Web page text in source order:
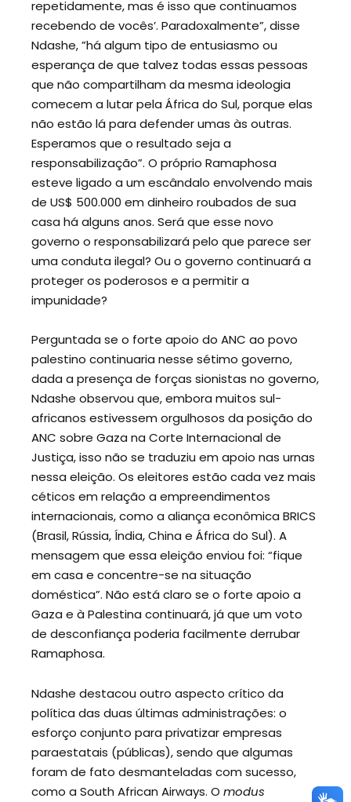
repetidamente, mas é isso que continuamos
recebendo de vocês’. Paradoxalmente”, disse
Ndashe, ”há algum tipo de entusiasmo ou
esperança de que talvez todas essas pessoas
que não compartilham da mesma ideologia
comecem a lutar pela África do Sul, porque elas
não estão lá para defender umas às outras.
Esperamos que o resultado seja a
responsabilização”. O próprio Ramaphosa
esteve ligado a um escândalo envolvendo mais
de US$ 500.000 em dinheiro roubados de sua
casa há alguns anos. Será que esse novo
governo o responsabilizará pelo que parece ser
uma conduta ilegal? Ou o governo continuará a
proteger os poderosos e a permitir a
impunidade?
Perguntada se o forte apoio do ANC ao povo
palestino continuaria nesse sétimo governo,
dada a presença de forças sionistas no governo,
Ndashe observou que, embora muitos sul-
africanos estivessem orgulhosos da posição do
ANC sobre Gaza na Corte Internacional de
Justiça, isso não se traduziu em apoio nas urnas
nessa eleição. Os eleitores estão cada vez mais
céticos em relação a empreendimentos
internacionais, como a aliança econômica BRICS
(Brasil, Rússia, Índia, China e África do Sul). A
mensagem que essa eleição enviou foi: “fique
em casa e concentre-se na situação
doméstica”. Não está claro se o forte apoio a
Gaza e à Palestina continuará, já que um voto
de desconfiança poderia facilmente derrubar
Ramaphosa.
Ndashe destacou outro aspecto crítico da
política das duas últimas administrações: o
esforço conjunto para privatizar empresas
paraestatais (públicas), sendo que algumas
foram de fato desmanteladas com sucesso,
como a South African Airways. O modus